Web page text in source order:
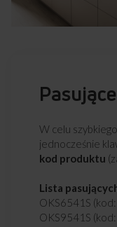
W celu
jednocześnie
kod produktu
Lista
OKS6541S
OKS9541S